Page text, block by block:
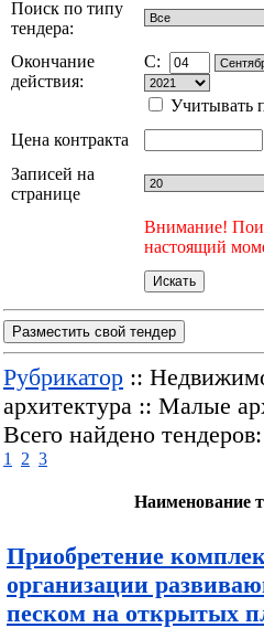
Поиск по типу
тендера:
Окончание
действия:
C:
Учитывать
Цена контракта
Записей на
странице
Внимание!
настоящий
Разместить свой тендер
Рубрикатор ::
архитектура :: Малые
Всего найдено
1 2 3
Наименование
Приобретение
организации
песком на открытых